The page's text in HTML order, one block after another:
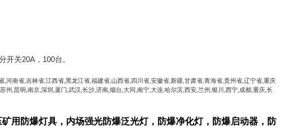
开关20A，100台。
南省,吉林省,江西省,黑龙江省,福建省,山西省,四川省,安徽省,新疆,甘肃省,青海省,贵州省,辽宁省,重庆
,昆明,南京,深圳,厦门,武汉,长沙,济南,烟台,大同,南宁,大连,哈尔滨,西安,兰州,银川,西宁,成都,重庆,长
用防爆灯具， 内场强光防爆泛光灯，防爆净化灯，防爆启动器，防